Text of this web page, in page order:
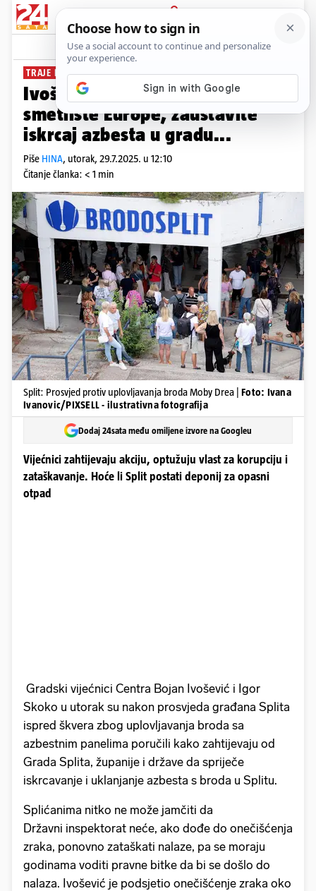
PRIJAVA
News Komentari
TRAJE PROSVJED
Ivošević i Skoko: Split nije
smetlište Europe, zaustavite
iskrcaj azbesta u gradu...
Piše HINA, utorak, 29.7.2025. u 12:10
Čitanje članka: < 1 min
Split: Prosvjed protiv uplovljavanja broda Moby Drea | Foto: Ivana
Ivanovic/PIXSELL - ilustrativna fotografija
Dodaj 24sata među omiljene izvore na Googleu
Vijećnici zahtijevaju akciju, optužuju vlast za korupciju i
zataškavanje. Hoće li Split postati deponij za opasni
otpad
Gradski vijećnici Centra Bojan Ivošević i Igor
Skoko u utorak su nakon prosvjeda građana Splita
ispred škvera zbog uplovljavanja broda sa
azbestnim panelima poručili kako zahtijevaju od
Grada Splita, županije i države da spriječe
iskrcavanje i uklanjanje azbesta s broda u Splitu.
Splićanima nitko ne može jamčiti da
Državni inspektorat neće, ako dođe do onečišćenja
zraka, ponovno zataškati nalaze, pa se moraju
godinama voditi pravne bitke da bi se došlo do
nalaza. Ivošević je podsjetio onečišćenje zraka oko